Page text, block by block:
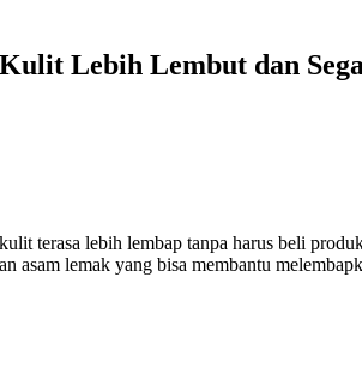
Lebih Lembut dan
terasa lebih lembap tanpa harus beli
lemak yang bisa membantu